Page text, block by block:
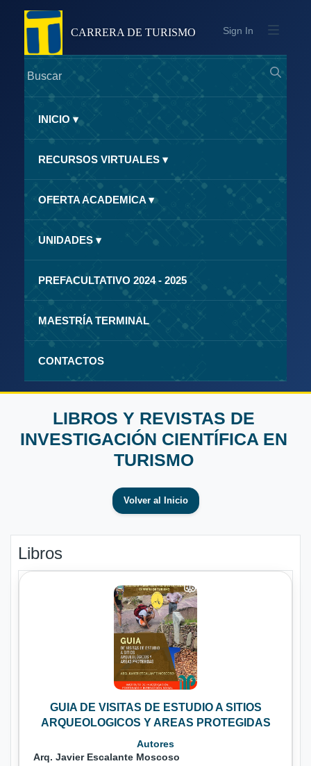
CARRERA DE TURISMO Sign In
INICIO ▾
RECURSOS VIRTUALES ▾
OFERTA ACADEMICA ▾
UNIDADES ▾
PREFACULTATIVO 2024 - 2025
MAESTRÍA TERMINAL
CONTACTOS
LIBROS Y REVISTAS DE
INVESTIGACIÓN CIENTÍFICA EN
TURISMO
Volver al Inicio
Libros
GUIA DE VISITAS DE ESTUDIO A SITIOS
ARQUEOLOGICOS Y AREAS PROTEGIDAS
Autores
Arq. Javier Escalante Moscoso